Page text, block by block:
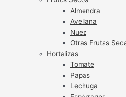
Almendra
Avellana
Nuez
Otras Frutas
Hortalizas
Tomate
Papas
Lechuga